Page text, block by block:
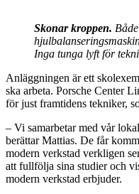
Skonar kroppen.
Inga tunga lyft för
Anläggningen är ett
ska arbeta. Porsche Center
för just framtidens tekniker,
– Vi samarbetar med vår
berättar Mattias. De får
modern verkstad verkligen
att fullfölja sina studier och
modern verkstad erbjuder.